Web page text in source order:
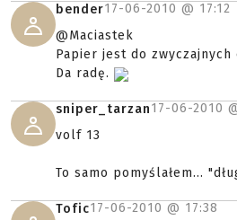
bender17-06-2010 @ 17:12
@Maciastek
Papier jest do
Da radę.
sniper_tarzan17-06-2010
volf 13
To samo pomyślałem...
Tofic17-06-2010 @ 17:38